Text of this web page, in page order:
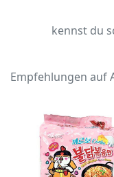
kennst du
Empfehlungen auf